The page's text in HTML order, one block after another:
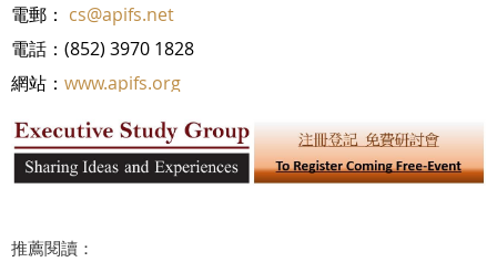
電郵： cs@apifs.net
電話：(852) 3970 1828
網站： www.apifs.org
推薦閱讀：